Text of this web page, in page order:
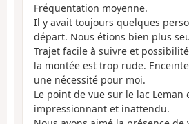
Fréquentation moyenne.
Il y avait toujours quelques
départ. Nous étions bien plus
Trajet facile à suivre et
la montée est trop rude.
une nécessité pour moi.
Le point de vue sur le lac Leman
impressionnant et inattendu.